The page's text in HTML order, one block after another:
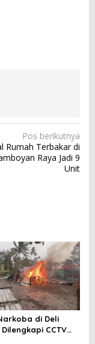
Pos berikutnya
Rumah Terbakar di
Raya Jadi 9
Unit
di Deli
CCTV